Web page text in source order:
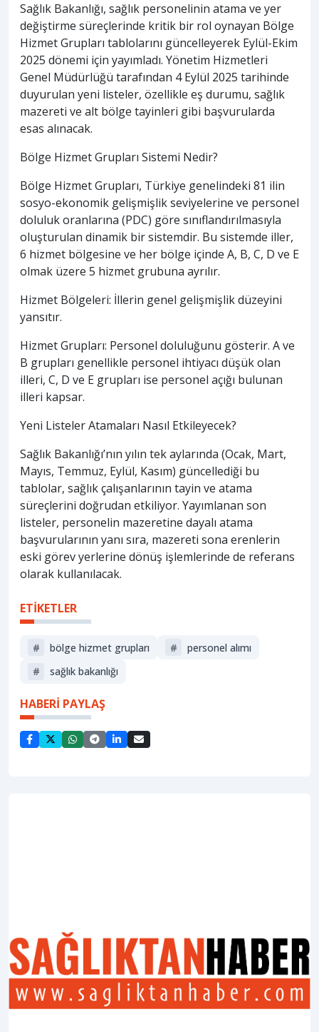
Sağlık Bakanlığı, sağlık personelinin atama ve yer
değiştirme süreçlerinde kritik bir rol oynayan Bölge
Hizmet Grupları tablolarını güncelleyerek Eylül-Ekim
2025 dönemi için yayımladı. Yönetim Hizmetleri
Genel Müdürlüğü tarafından 4 Eylül 2025 tarihinde
duyurulan yeni listeler, özellikle eş durumu, sağlık
mazereti ve alt bölge tayinleri gibi başvurularda
esas alınacak.
Bölge Hizmet Grupları Sistemi Nedir?
Bölge Hizmet Grupları, Türkiye genelindeki 81 ilin
sosyo-ekonomik gelişmişlik seviyelerine ve personel
doluluk oranlarına (PDC) göre sınıflandırılmasıyla
oluşturulan dinamik bir sistemdir. Bu sistemde iller,
6 hizmet bölgesine ve her bölge içinde A, B, C, D ve E
olmak üzere 5 hizmet grubuna ayrılır.
Hizmet Bölgeleri: İllerin genel gelişmişlik düzeyini
yansıtır.
Hizmet Grupları: Personel doluluğunu gösterir. A ve
B grupları genellikle personel ihtiyacı düşük olan
illeri, C, D ve E grupları ise personel açığı bulunan
illeri kapsar.
Yeni Listeler Atamaları Nasıl Etkileyecek?
Sağlık Bakanlığı’nın yılın tek aylarında (Ocak, Mart,
Mayıs, Temmuz, Eylül, Kasım) güncellediği bu
tablolar, sağlık çalışanlarının tayin ve atama
süreçlerini doğrudan etkiliyor. Yayımlanan son
listeler, personelin mazeretine dayalı atama
başvurularının yanı sıra, mazereti sona erenlerin
eski görev yerlerine dönüş işlemlerinde de referans
olarak kullanılacak.
ETİKETLER
# bölge hizmet grupları #
personel alımı
#
sağlik bakanliği
HABERİ PAYLAŞ